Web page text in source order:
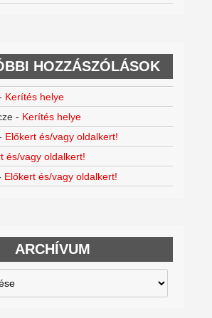
HOZZÁSZÓLÁSOK
Kerítés helye
- Kerítés helye
Előkert és/vagy oldalkert!
és/vagy oldalkert!
Előkert és/vagy oldalkert!
ARCHÍVUM